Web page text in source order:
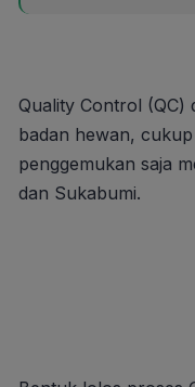
Quality Control (QC)
badan hewan,
penggemukan saja
dan Sukabumi.